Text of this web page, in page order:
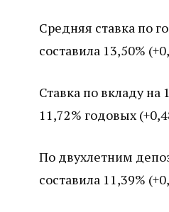
Средняя ставка по
составила 13,50%
Ставка по вкладу на
11,72% годовых
По двухлетним
составила 11,39%